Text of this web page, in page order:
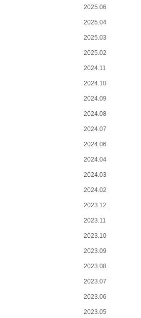
2025.06
2025.04
2025.03
2025.02
2024.11
2024.10
2024.09
2024.08
2024.07
2024.06
2024.04
2024.03
2024.02
2023.12
2023.11
2023.10
2023.09
2023.08
2023.07
2023.06
2023.05